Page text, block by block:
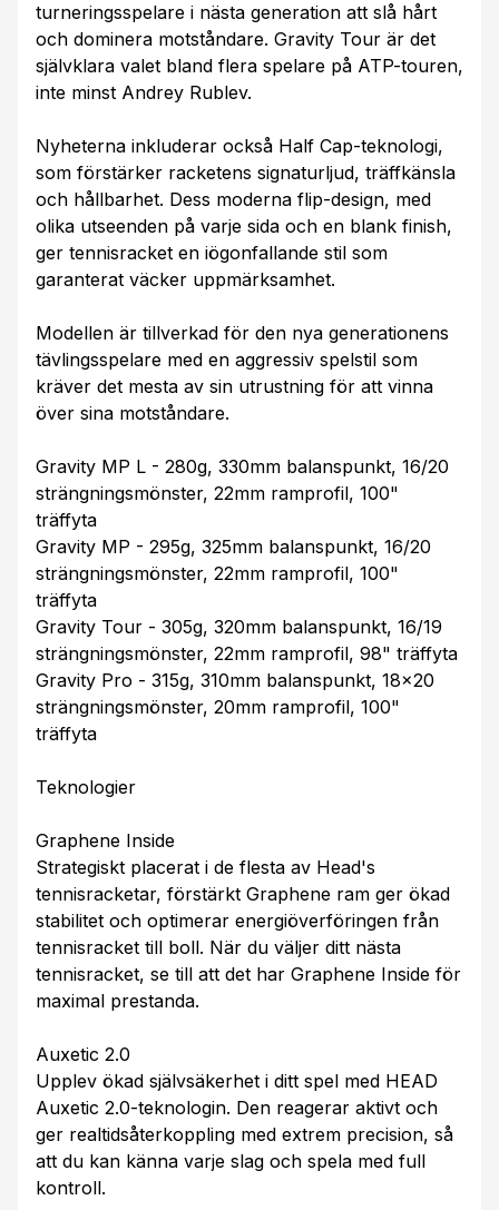
turneringsspelare i nästa generation att slå hårt
och dominera motståndare. Gravity Tour är det
självklara valet bland flera spelare på ATP-touren,
inte minst Andrey Rublev.
Nyheterna inkluderar också Half Cap-teknologi,
som förstärker racketens signaturljud, träffkänsla
och hållbarhet. Dess moderna flip-design, med
olika utseenden på varje sida och en blank finish,
ger tennisracket en iögonfallande stil som
garanterat väcker uppmärksamhet.
Modellen är tillverkad för den nya generationens
tävlingsspelare med en aggressiv spelstil som
kräver det mesta av sin utrustning för att vinna
över sina motståndare.
Gravity MP L - 280g, 330mm balanspunkt, 16/20
strängningsmönster, 22mm ramprofil, 100"
träffyta
Gravity MP - 295g, 325mm balanspunkt, 16/20
strängningsmönster, 22mm ramprofil, 100"
träffyta
Gravity Tour - 305g, 320mm balanspunkt, 16/19
strängningsmönster, 22mm ramprofil, 98" träffyta
Gravity Pro - 315g, 310mm balanspunkt, 18x20
strängningsmönster, 20mm ramprofil, 100"
träffyta
Teknologier
Graphene Inside
Strategiskt placerat i de flesta av Head's
tennisracketar, förstärkt Graphene ram ger ökad
stabilitet och optimerar energiöverföringen från
tennisracket till boll. När du väljer ditt nästa
tennisracket, se till att det har Graphene Inside för
maximal prestanda.
Auxetic 2.0
Upplev ökad självsäkerhet i ditt spel med HEAD
Auxetic 2.0-teknologin. Den reagerar aktivt och
ger realtidsåterkoppling med extrem precision, så
att du kan känna varje slag och spela med full
kontroll.